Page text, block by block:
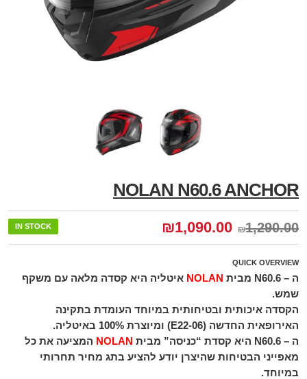
NOLAN N60.6 ANCHOR
₪1,290.00
₪1,090.00
IN STOCK
QUICK OVERVIEW
ה – N60.6 מבית NOLAN איטליה היא קסדה מלאה עם משקף
שמש.
הקסדה איכותית ובטיחותית במיוחד העומדת בתקינה
האירופאית החדשה (E22-06) ומיוצרת 100% באיטליה.
ה – N60.6 היא קסדת “כניסה” מבית NOLAN המציעה את כל
מאפייני הבטיחות שהיצרן יודע להציע בתג מחיר תחרותי
במיוחד.